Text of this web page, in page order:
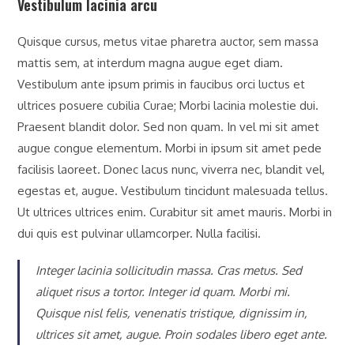
Vestibulum lacinia arcu
Quisque cursus, metus vitae pharetra auctor, sem massa
mattis sem, at interdum magna augue eget diam.
Vestibulum ante ipsum primis in faucibus orci luctus et
ultrices posuere cubilia Curae; Morbi lacinia molestie dui.
Praesent blandit dolor. Sed non quam. In vel mi sit amet
augue congue elementum. Morbi in ipsum sit amet pede
facilisis laoreet. Donec lacus nunc, viverra nec, blandit vel,
egestas et, augue. Vestibulum tincidunt malesuada tellus.
Ut ultrices ultrices enim. Curabitur sit amet mauris. Morbi in
dui quis est pulvinar ullamcorper. Nulla facilisi.
Integer lacinia sollicitudin massa. Cras metus. Sed
aliquet risus a tortor. Integer id quam. Morbi mi.
Quisque nisl felis, venenatis tristique, dignissim in,
ultrices sit amet, augue. Proin sodales libero eget ante.